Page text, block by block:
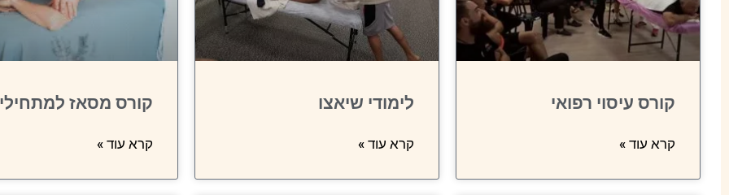
קורס עיסוי רפואי
קרא עוד »
לימודי שיאצו
קרא עוד »
קורס מסאז
קרא עוד »